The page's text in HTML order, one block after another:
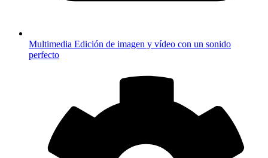
Multimedia Edición de imagen y vídeo con un sonido
perfecto